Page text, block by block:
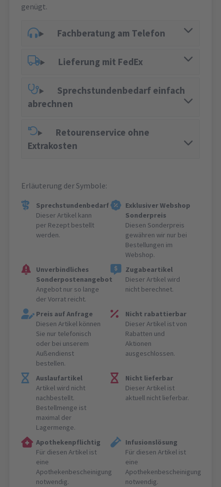
genügt.
Fachberatung am Telefon
Lieferung mit FedEx
Sprechstundenbedarf einfach
abrechnen
Retourenservice ohne
Extrakosten
Erläuterung der Symbole:
Sprechstundenbedarf
Dieser Artikel kann
per Rezept bestellt
werden.
Exklusiver Webshop
Sonderpreis
Diesen Sonderpreis
gewähren wir nur bei
Bestellungen im
Webshop.
Unverbindliches
Sonderpostenangebot
Angebot nur so lange
der Vorrat reicht.
Zugabeartikel
Dieser Artikel wird
nicht berechnet.
Preis auf Anfrage
Diesen Artikel können
Sie nur telefonisch
oder bei unserem
Außendienst
bestellen.
Nicht rabattierbar
Dieser Artikel ist von
Rabatten und
Aktionen
ausgeschlossen.
Auslaufartikel
Artikel wird nicht
nachbestellt.
Bestellmenge ist
maximal der
Lagermenge.
Nicht lieferbar
Dieser Artikel ist
aktuell nicht lieferbar.
Apothekenpflichtig
Für diesen Artikel ist
eine
Apothekenbescheinigung
notwendig.
Infusionslösung
Für diesen Artikel ist
eine
Apothekenbescheinigung
notwendig.